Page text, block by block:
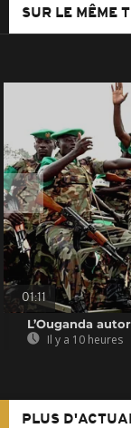
SUR LE MÊME
01:11
L’Ouganda
Il y a 10 heures
PLUS